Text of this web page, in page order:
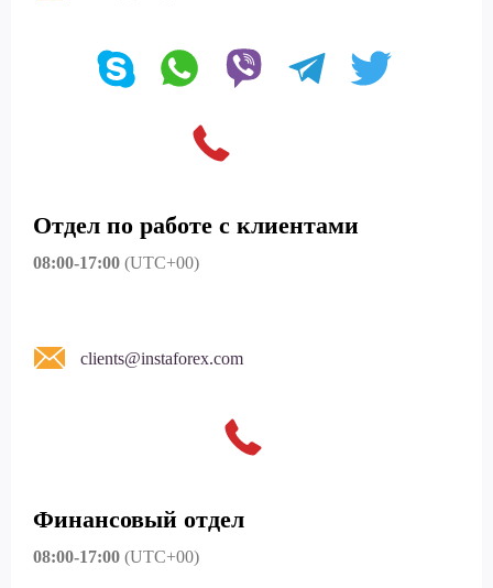
Отдел по работе с клиентами
08:00-17:00 (UTC+00)
clients@instaforex.com
Финансовый отдел
08:00-17:00 (UTC+00)